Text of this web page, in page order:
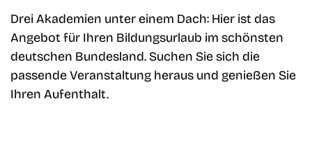
Drei Akademien unter einem Dach: Hier ist das
Angebot für Ihren Bildungsurlaub im schönsten
deutschen Bundesland. Suchen Sie sich die
passende Veranstaltung heraus und genießen Sie
Ihren Aufenthalt.